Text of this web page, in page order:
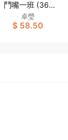
鬥嘴一班 (36)
劍擊新人王
卓瑩
$ 58.50